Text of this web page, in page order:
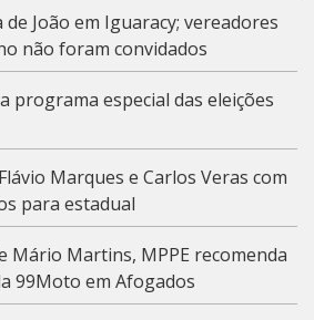
João em Iguaracy; vereadores
não foram convidados
programa especial das eleições
Marques e Carlos Veras com
para estadual
Mário Martins, MPPE recomenda
99Moto em Afogados